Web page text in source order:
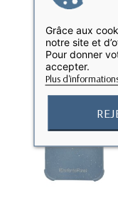
Grâce aux
notre site et
Pour donner
accepter.
Plus